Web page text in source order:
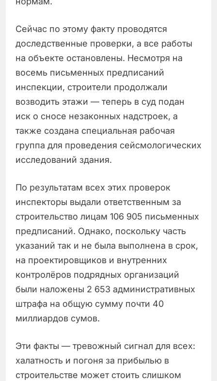
Сейчас по этому факту проводятся
доследственные проверки, а все работы
на объекте остановлены. Несмотря на
восемь письменных предписаний
инспекции, строители продолжали
возводить этажи — теперь в суд подан
иск о сносе незаконных надстроек, а
также создана специальная рабочая
группа для проведения сейсмологических
исследований здания.
По результатам всех этих проверок
инспекторы выдали ответственным за
строительство лицам 106 905 письменных
предписаний. Однако, поскольку часть
указаний так и не была выполнена в срок,
на проектировщиков и внутренних
контролёров подрядных организаций
были наложены 2 653 административных
штрафа на общую сумму почти 40
миллиардов сумов.
Эти факты — тревожный сигнал для всех:
халатность и погоня за прибылью в
строительстве может стоить слишком